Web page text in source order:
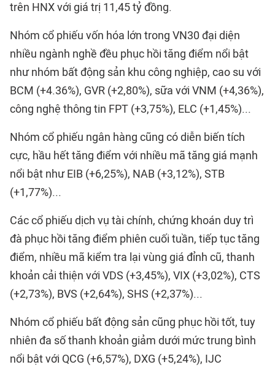
trên HNX với giá trị 11,45 tỷ đồng.
Nhóm cổ phiếu vốn hóa lớn trong VN30 đại diện
nhiều ngành nghề đều phục hồi tăng điểm nổi bật
như nhóm bất động sản khu công nghiệp, cao su với
BCM (+4.36%), GVR (+2,80%), sữa với VNM (+4,36%),
công nghệ thông tin FPT (+3,75%), ELC (+1,45%)...
Nhóm cổ phiếu ngân hàng cũng có diễn biến tích
cực, hầu hết tăng điểm với nhiều mã tăng giá mạnh
nổi bật như EIB (+6,25%), NAB (+3,12%), STB
(+1,77%)...
Các cổ phiếu dịch vụ tài chính, chứng khoán duy trì
đà phục hồi tăng điểm phiên cuối tuần, tiếp tục tăng
điểm, nhiều mã kiểm tra lại vùng giá đỉnh cũ, thanh
khoản cải thiện với VDS (+3,45%), VIX (+3,02%), CTS
(+2,73%), BVS (+2,64%), SHS (+2,37%)...
Nhóm cổ phiếu bất động sản cũng phục hồi tốt, tuy
nhiên đa số thanh khoản giảm dưới mức trung bình
nổi bật với QCG (+6,57%), DXG (+5,24%), IJC